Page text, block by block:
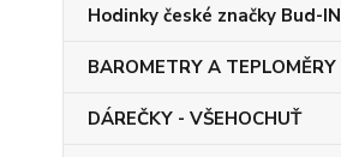
Hodinky české značky Bud-IN
BAROMETRY A TEPLOMĚRY
DÁREČKY - VŠEHOCHUŤ